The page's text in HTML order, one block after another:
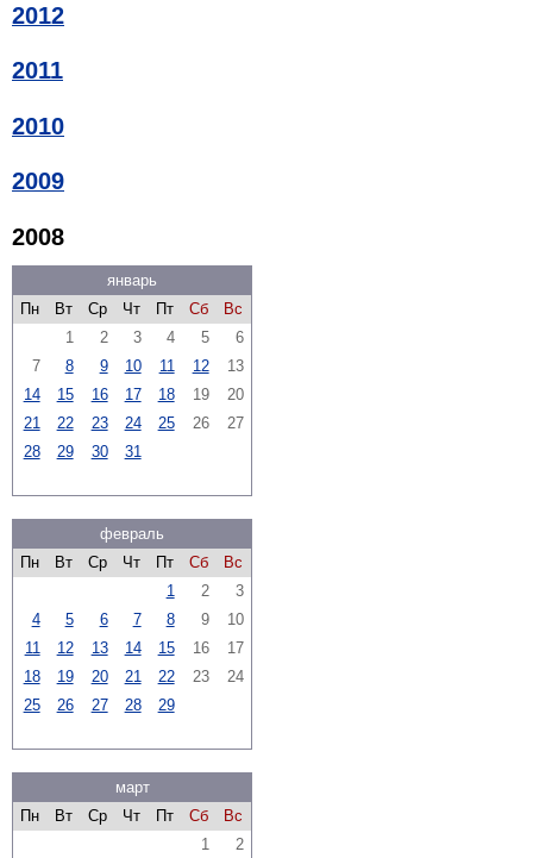
2012
2011
2010
2009
2008
январь
Пн
Вт Ср Чт Пт Сб
Вс
1
2 3 4 5
6
7
8 9 10 11 12
13
14
15 16 17 18 19
20
21
22 23 24 25 26
27
28
29 30 31
февраль
Пн
Вт Ср Чт Пт Сб
Вс
1
2
3
4
5 6 7 8 9
10
11
12 13 14 15 16
17
18
19 20 21 22 23
24
25
26 27 28 29
март
Пн
Вт Ср Чт Пт Сб
Вс
1
2